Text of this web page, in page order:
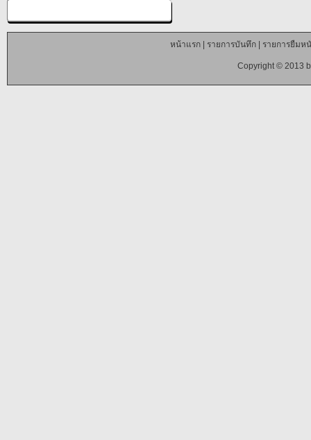
หน้าแรก| รายการบันทึก| รายการยืมห
Copyright © 2013